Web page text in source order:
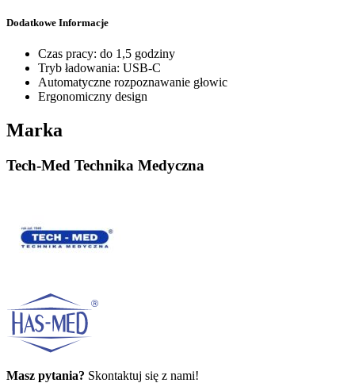
Dodatkowe Informacje
Czas pracy: do 1,5 godziny
Tryb ładowania: USB-C
Automatyczne rozpoznawanie głowic
Ergonomiczny design
Marka
Tech-Med Technika Medyczna
Masz pytania? Skontaktuj się z nami!